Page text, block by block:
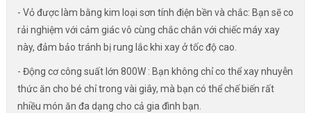
- Vỏ được làm bằng kim loại sơn tính điện bền và chắc: Bạn sẽ co
rải nghiệm với cảm giác vô cùng chắc chắn với chiếc máy xay
này, đảm bảo tránh bị rung lắc khi xay ở tốc độ cao.
- Động cơ công suất lớn 800W : Bạn không chỉ co thể xay nhuyễn
thức ăn cho bé chỉ trong vài giây, mà bạn có thể chế biến rất
nhiều món ăn đa dạng cho cả gia đình bạn.